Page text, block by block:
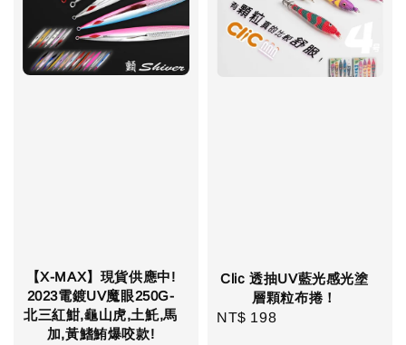
【X-MAX】現貨供應中!
2023電鍍UV魔眼250G-
北三紅魽,龜山虎,土魠,馬
加,黃鰭鮪爆咬款!
Clic 透抽UV藍光感光塗
層顆粒布捲！
Regular
NT$ 198